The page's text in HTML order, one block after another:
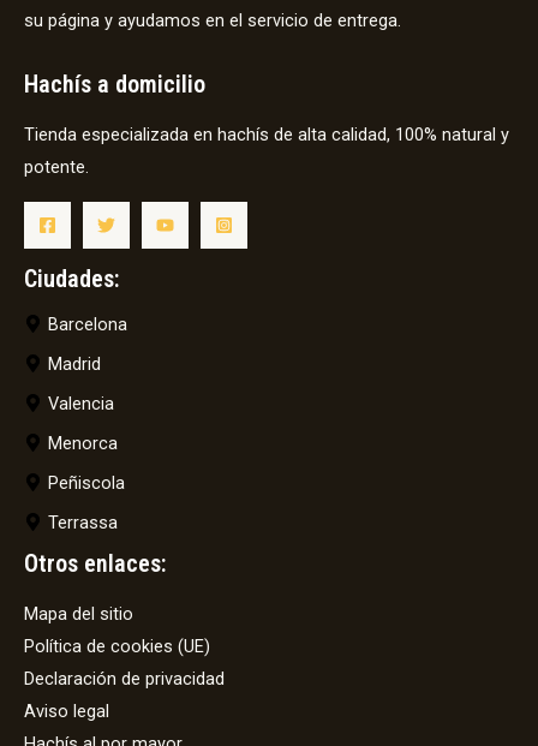
su página y ayudamos en el servicio de entrega.
Hachís a domicilio
Tienda especializada en hachís de alta calidad, 100% natural y
potente.
Ciudades:
Barcelona
Madrid
Valencia
Menorca
Peñiscola
Terrassa
Otros enlaces:
Mapa del sitio
Política de cookies (UE)
Declaración de privacidad
Aviso legal